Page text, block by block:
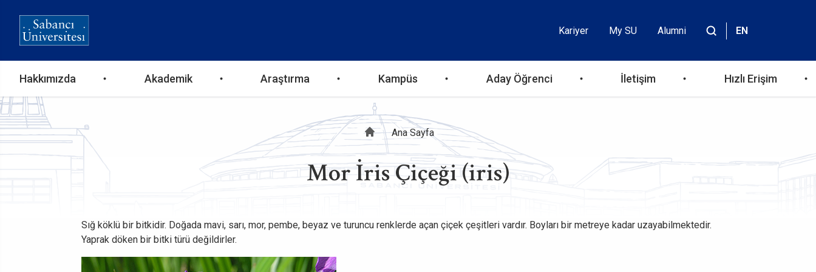
Header
Top
Kariyer My SU
Alumni
EN
Ana
gezinti
menüsü
Hakkımızda Akademik Araştırma Kampüs Aday Öğrenci İletişim Hızlı Erişim
Sayfa
yolu
Ana Sayfa
Mor İris Çiçeği (iris)
Sığ köklü bir bitkidir. Doğada mavi, sarı, mor, pembe, beyaz ve turuncu renklerde açan çiçek çeşitleri vardır. Boyları bir metreye kadar uzayabilmektedir.
Yaprak döken bir bitki türü değildirler.